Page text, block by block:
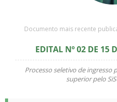
Documento mais recente
EDITAL Nº 02 DE 15
Processo seletivo de ingresso
superior pelo